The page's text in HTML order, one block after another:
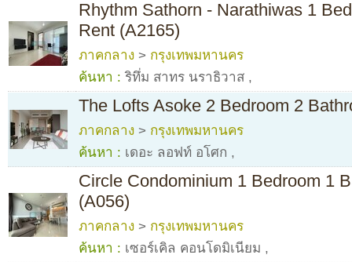
Rhythm Sathorn - Narathiwas 1
Rent (A2165)
ภาคกลาง > กรุงเทพมหานคร
ค้นหา : ริทึ่ม สาทร นราธิวาส ,
The Lofts Asoke 2 Bedroom 2
ภาคกลาง > กรุงเทพมหานคร
ค้นหา : เดอะ ลอฟท์ อโศก ,
Circle Condominium 1 Bedroom 1
(A056)
ภาคกลาง > กรุงเทพมหานคร
ค้นหา : เซอร์เคิล คอนโดมิเนียม ,